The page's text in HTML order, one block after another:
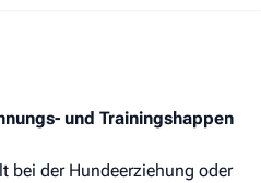
und Trainingshappen
bei der Hundeerziehung oder